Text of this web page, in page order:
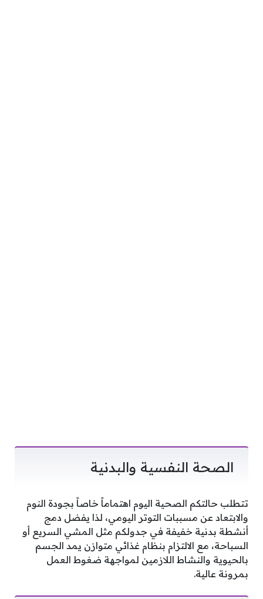
الصحة النفسية والبدنية
تتطلب حالتكم الصحية اليوم اهتماماً خاصاً بجودة النوم
والابتعاد عن مسببات التوتر اليومي، لذا يفضل دمج
أنشطة بدنية خفيفة في جدولكم مثل المشي السريع أو
السباحة، مع الالتزام بنظام غذائي متوازن يمد الجسم
بالحيوية والنشاط اللازمين لمواجهة ضغوط العمل
بمرونة عالية.